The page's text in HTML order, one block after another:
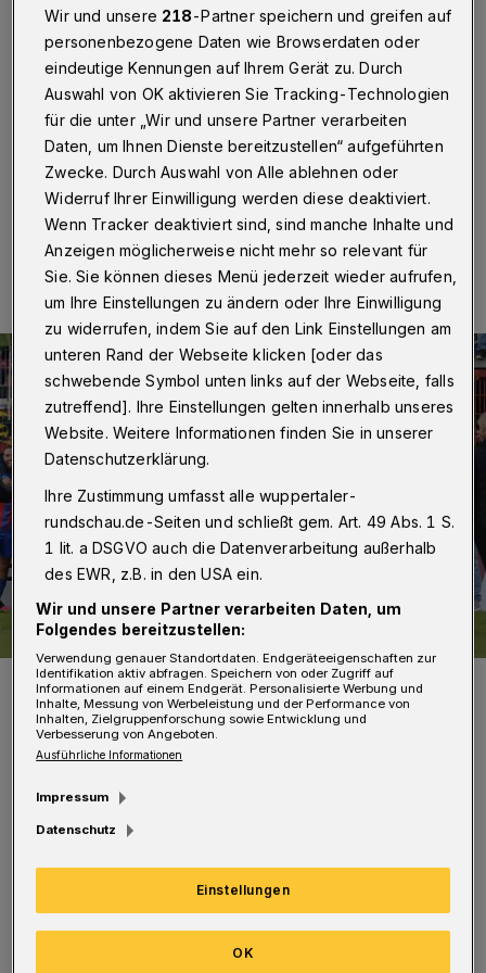
Wuppertal
Der Fußball-Regionalligist Wuppertaler SV
strebt seinen sechsten Punktspielsieg in Folge an.
Gegner am Samstag (19. November 2022) ist der SC
Fortuna Köln. Die Partie beginnt um 14 Uhr im Stadion
am Zoo.
19.11.2022 , 08:00 Uhr Eine Minute Lesezeit
Der WSV feierte in Münster mit den Fans.
Foto: Dirk Freund
D
er WSV tritt mit dem Schwung des 1:0-
Erfolgs im Spitzenspiel beim
Tabellenführer Preußen Münster an. Fortuna
Wir und unsere 218-Partner speichern und greifen auf
personenbezogene Daten wie Browserdaten oder
eindeutige Kennungen auf Ihrem Gerät zu. Durch
Auswahl von OK aktivieren Sie Tracking-Technologien
für die unter „Wir und unsere Partner verarbeiten
Daten, um Ihnen Dienste bereitzustellen“ aufgeführten
Zwecke. Durch Auswahl von Alle ablehnen oder
Widerruf Ihrer Einwilligung werden diese deaktiviert.
Wenn Tracker deaktiviert sind, sind manche Inhalte und
Anzeigen möglicherweise nicht mehr so relevant für
Sie. Sie können dieses Menü jederzeit wieder aufrufen,
um Ihre Einstellungen zu ändern oder Ihre Einwilligung
zu widerrufen, indem Sie auf den Link Einstellungen am
unteren Rand der Webseite klicken [oder das
schwebende Symbol unten links auf der Webseite, falls
zutreffend]. Ihre Einstellungen gelten innerhalb unseres
Website. Weitere Informationen finden Sie in unserer
Datenschutzerklärung.
Ihre Zustimmung umfasst alle wuppertaler-
rundschau.de-Seiten und schließt gem. Art. 49 Abs. 1 S.
1 lit. a DSGVO auch die Datenverarbeitung außerhalb
des EWR, z.B. in den USA ein.
Wir und unsere Partner verarbeiten Daten, um
Folgendes bereitzustellen:
Verwendung genauer Standortdaten. Endgeräteeigenschaften zur
Identifikation aktiv abfragen. Speichern von oder Zugriff auf
Informationen auf einem Endgerät. Personalisierte Werbung und
Inhalte, Messung von Werbeleistung und der Performance von
Inhalten, Zielgruppenforschung sowie Entwicklung und
Verbesserung von Angeboten.
Ausführliche Informationen
Impressum
Datenschutz
Einstellungen
OK